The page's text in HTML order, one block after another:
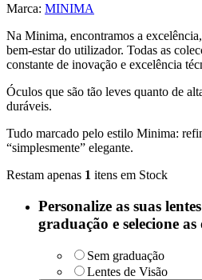
Marca: MINIMA
Na Minima, encontramos a
bem-estar do utilizador. Todas as
constante de inovação e excelência
Óculos que são tão leves quanto de
duráveis.
Tudo marcado pelo estilo Minima:
“simplesmente” elegante.
Restam apenas 1 itens em Stock
Personalize as suas
graduação e selecione
Sem graduação
Lentes de Visão